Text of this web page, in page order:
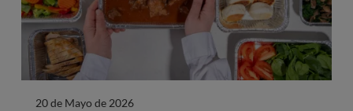
20 de Mayo de 2026